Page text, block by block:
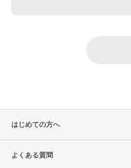
はじめての方へ
よくある質問